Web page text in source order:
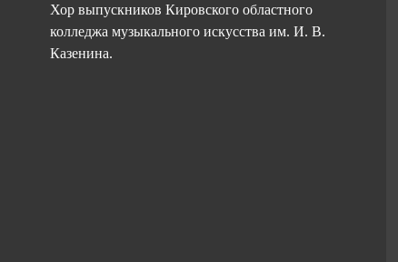
Хор выпускников Кировского областного
колледжа музыкального искусства им. И. В.
Казенина.